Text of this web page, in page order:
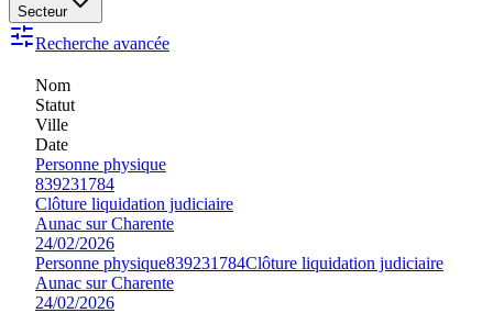
Secteur
Recherche avancée
Nom
Statut
Ville
Date
Personne physique
839231784
Clôture liquidation judiciaire
Aunac sur Charente
24/02/2026
Personne physique839231784Clôture liquidation judiciaire
Aunac sur Charente
24/02/2026